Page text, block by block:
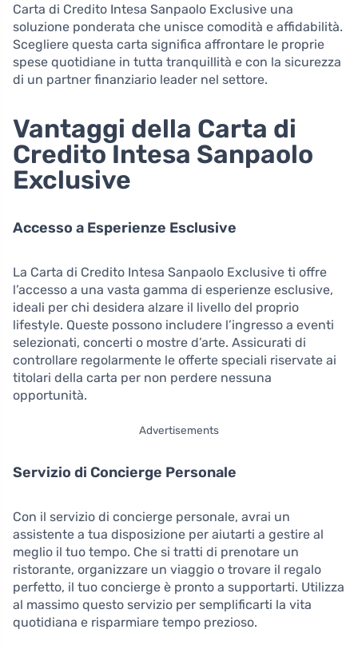
Carta di Credito Intesa Sanpaolo Exclusive una
soluzione ponderata che unisce comodità e affidabilità.
Scegliere questa carta significa affrontare le proprie
spese quotidiane in tutta tranquillità e con la sicurezza
di un partner finanziario leader nel settore.
Vantaggi della Carta di
Credito Intesa Sanpaolo
Exclusive
Accesso a Esperienze Esclusive
La Carta di Credito Intesa Sanpaolo Exclusive ti offre
l’accesso a una vasta gamma di esperienze esclusive,
ideali per chi desidera alzare il livello del proprio
lifestyle. Queste possono includere l’ingresso a eventi
selezionati, concerti o mostre d’arte. Assicurati di
controllare regolarmente le offerte speciali riservate ai
titolari della carta per non perdere nessuna
opportunità.
Advertisements
Servizio di Concierge Personale
Con il servizio di concierge personale, avrai un
assistente a tua disposizione per aiutarti a gestire al
meglio il tuo tempo. Che si tratti di prenotare un
ristorante, organizzare un viaggio o trovare il regalo
perfetto, il tuo concierge è pronto a supportarti. Utilizza
al massimo questo servizio per semplificarti la vita
quotidiana e risparmiare tempo prezioso.